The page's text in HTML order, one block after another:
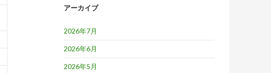
アーカイブ
2026年7月
2026年6月
2026年5月